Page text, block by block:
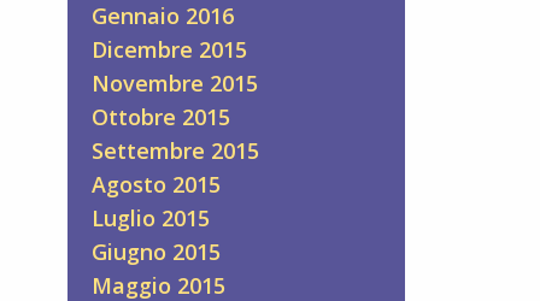
Gennaio 2016
Dicembre 2015
Novembre 2015
Ottobre 2015
Settembre 2015
Agosto 2015
Luglio 2015
Giugno 2015
Maggio 2015